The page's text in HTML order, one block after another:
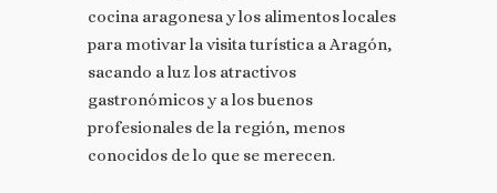
cocina aragonesa y los alimentos locales
para motivar la visita turística a Aragón,
sacando a luz los atractivos
gastronómicos y a los buenos
profesionales de la región, menos
conocidos de lo que se merecen.